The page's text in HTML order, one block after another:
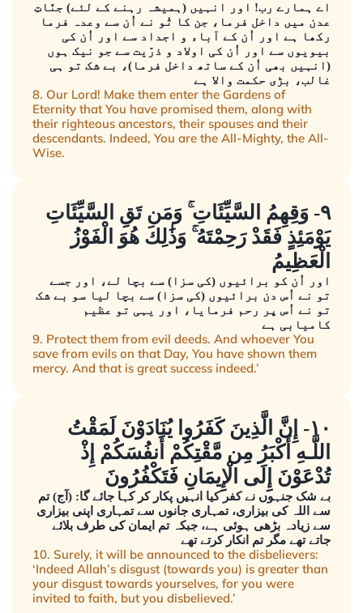
اے ہمارے رب! اور انہیں (ہمیشہ رہنے کے لئے) جنّاتِ
عدن میں داخل فرما، جن کا تُو نے اُن سے وعدہ فرما
رکھا ہے اور اُن کے آباء و اجداد سے اور اُن کی
بیویوں سے اور اُن کی اولاد و ذرّیت سے جو نیک ہوں
(انہیں بھی اُن کے ساتھ داخل فرما)، بے شک تو ہی
غالب، بڑی حکمت والا ہے
8. Our Lord! Make them enter the Gardens of
Eternity that You have promised them, along with
their righteous ancestors, their spouses and their
descendants. Indeed, You are the All-Mighty, the All-
Wise.
٩- وَقِهِمُ السَّيِّئَاتِ ۚ وَمَن تَقِ السَّيِّئَاتِ
يَوْمَئِذٍ فَقَدْ رَحِمْتَهُ ۚ وَذَٰلِكَ هُوَ الْفَوْزُ
الْعَظِيمُ
اور اُن کو برائیوں (کی سزا) سے بچا لے، اور جسے
تو نے اُس دن برائیوں (کی سزا) سے بچا لیا سو بے شک
تو نے اُس پر رحم فرمایا، اور یہی تو عظیم
کامیابی ہے
9. Protect them from evil deeds. And whoever You
save from evils on that Day, You have shown them
mercy. And that is great success indeed.’
١٠- إِنَّ الَّذِينَ كَفَرُوا يُنَادَوْنَ لَمَقْتُ
اللَّـهِ أَكْبَرُ مِن مَّقْتِكُمْ أَنفُسَكُمْ إِذْ
تُدْعَوْنَ إِلَى الْإِيمَانِ فَتَكْفُرُونَ
بے شک جنہوں نے کفر کیا انہیں پکار کر کہا جائے گا: (آج) تم
سے اللہ کی بیزاری، تمہاری جانوں سے تمہاری اپنی بیزاری
سے زیادہ بڑھی ہوئی ہے، جبکہ تم ایمان کی طرف بلائے
جاتے تھے مگر تم انکار کرتے تھے
10. Surely, it will be announced to the disbelievers:
‘Indeed Allah’s disgust (towards you) is greater than
your disgust towards yourselves, for you were
invited to faith, but you disbelieved.’